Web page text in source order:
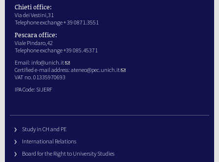
Chieti office:
Via dei Vestini,31
Telephone exchange + 39 0871.3551
Pescara office:
Viale Pindaro,42
Telephone exchange +39 085.45371
Email: info@unich.it
Certified e-mail address: ateneo@pec.unich.it
VAT no. 01335970693
IPA Code: SIJERF
Study in CH and PE
International Relations
Board for the Right to University Studies